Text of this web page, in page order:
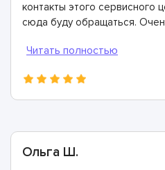
контакты этого сервисного
сюда буду обращаться.
гарантию.
Ольга Ш.